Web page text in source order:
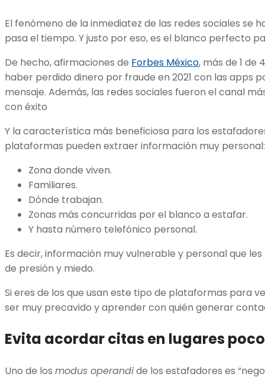
El fenómeno de la inmediatez de las redes sociales se
pasa el tiempo. Y justo por eso, es el blanco perfecto
De hecho, afirmaciones de Forbes México, más de 1 de
haber perdido dinero por fraude en 2021 con las apps
mensaje. Además, las redes sociales fueron el canal
con éxito
Y la característica más beneficiosa para los
plataformas pueden extraer información muy personal:
Zona donde viven.
Familiares.
Dónde trabajan.
Zonas más concurridas por el blanco a estafar.
Y hasta número telefónico personal.
Es decir, información muy vulnerable y personal que
de presión y miedo.
Si eres de los que usan este tipo de plataformas para
ser muy precavido y aprender con quién generar
Evita acordar citas en lugares
Uno de los modus operandide los estafadores es